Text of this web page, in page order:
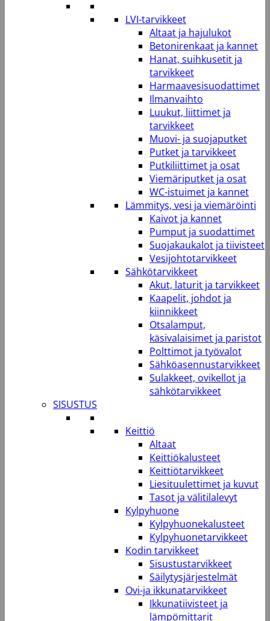
LVI-tarvikkeet
Altaat ja hajulukot
Betonirenkaat ja kannet
Hanat, suihkusetit ja
tarvikkeet
Harmaavesisuodattimet
Ilmanvaihto
Luukut, liittimet ja
tarvikkeet
Muovi- ja suojaputket
Putket ja tarvikkeet
Putkiliittimet ja osat
Viemäriputket ja osat
WC-istuimet ja kannet
Lämmitys, vesi ja viemäröinti
Kaivot ja kannet
Pumput ja suodattimet
Suojakaukalot ja tiivisteet
Vesijohtotarvikkeet
Sähkötarvikkeet
Akut, laturit ja tarvikkeet
Kaapelit, johdot ja
kiinnikkeet
Otsalamput,
käsivalaisimet ja paristot
Polttimot ja työvalot
Sähköasennustarvikkeet
Sulakkeet, ovikellot ja
sähkötarvikkeet
SISUSTUS
Keittiö
Altaat
Keittiökalusteet
Keittiötarvikkeet
Liesituulettimet ja kuvut
Tasot ja välitilalevyt
Kylpyhuone
Kylpyhuonekalusteet
Kylpyhuonetarvikkeet
Kodin tarvikkeet
Sisustustarvikkeet
Säilytysjärjestelmät
Ovi-ja ikkunatarvikkeet
Ikkunatiivisteet ja
lämpömittarit